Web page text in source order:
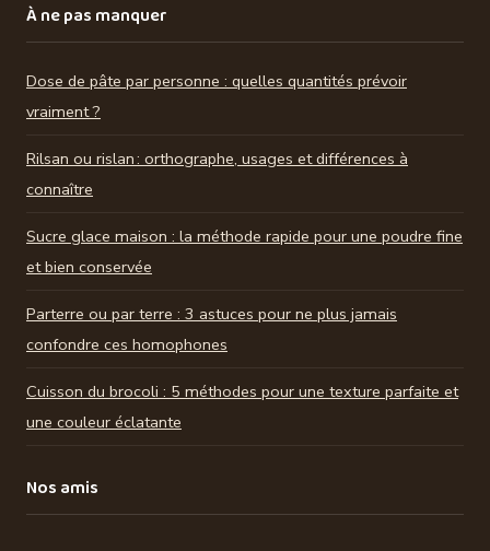
À ne pas manquer
Dose de pâte par personne : quelles quantités prévoir
vraiment ?
Rilsan ou rislan : orthographe, usages et différences à
connaître
Sucre glace maison : la méthode rapide pour une poudre fine
et bien conservée
Parterre ou par terre : 3 astuces pour ne plus jamais
confondre ces homophones
Cuisson du brocoli : 5 méthodes pour une texture parfaite et
une couleur éclatante
Nos amis